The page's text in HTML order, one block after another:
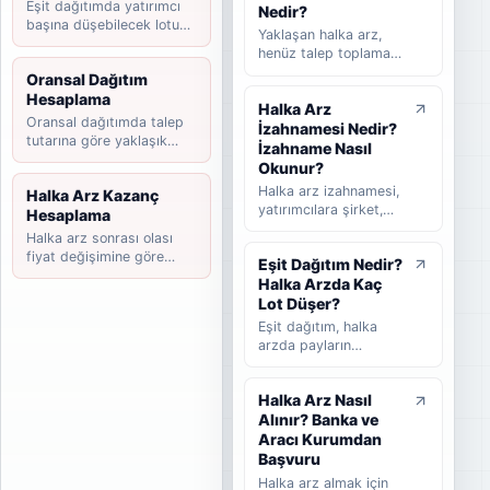
Eşit dağıtımda yatırımcı
başına düşebilecek lotu
tahmin edin.
Oransal Dağıtım
Hesaplama
Oransal dağıtımda talep
tutarına göre yaklaşık
payınızı hesaplayın.
Halka Arz Kazanç
Hesaplama
Halka arz sonrası olası
fiyat değişimine göre
kazanç senaryosunu
süreçlerini takip
etmeye yardımcı olan
rehber niteliğinde bir
listedir. Bu yazıda
nedir, nasıl okunur,
hangi bilgilere dikkat
edilmelidir ve
yatırımcılar güncel
halka arzları takip
ederken nelere
bakmalıdır sade
Nedir?
Yaklaşan halka arz,
henüz talep toplama
tarafından takip
edilen şirketleri ifade
eder. Takvimi
beklenen halka arz ise
başvuru veya hazırlık
sürecinde olup talep
toplama tarihi henüz
şirketler için kullanılır.
Bu rehberde yaklaşan
halka arz, beklenen
halka arz, takvimi
beklenen halka arz ve
talep toplama
anlatılır.
Halka Arz
İzahnamesi Nedir?
İzahname Nasıl
Okunur?
Halka arz izahnamesi,
yatırımcılara şirket,
riskler, fon kullanım
yeri ve satış süreci
hakkında bilgi veren
temel kamuyu
aydınlatma belgesidir.
Bu rehberde
olduğunu, hangi
bölümlerin dikkatle
okunması gerektiğini,
SPK onayının ne
anlama geldiğini ve
Eşit Dağıtım Nedir?
Halka Arzda Kaç
Lot Düşer?
Eşit dağıtım, halka
arzda payların
dengeli şekilde
dağıtılmasını ifade
eder. Bu rehberde eşit
dağıtımın nasıl
çalıştığını, oransal
Halka Arz Nasıl
Alınır? Banka ve
Aracı Kurumdan
Başvuru
Halka arz almak için